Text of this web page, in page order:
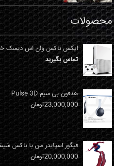
محصولات
ایکس باکس وان اس دیسک
تماس بگیرید
هدفون بی سیم Pulse 3D
23,000,000تومان
فیگور اسپایدر من با باکس
20,000,000تومان